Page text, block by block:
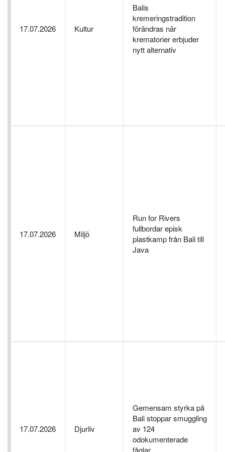
17.07.2026 Kultur
Balis
kremeringstradition
förändras när
krematorier erbjuder
nytt alternativ
17.07.2026 Miljö
Run for Rivers
fullbordar episk
plastkamp från Bali till
Java
17.07.2026 Djurliv
Gemensam styrka på
Bali stoppar smuggling
av 124
odokumenterade